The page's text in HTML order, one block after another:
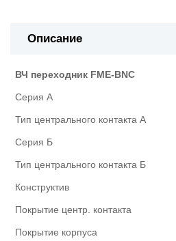
Описание
ВЧ переходник FME-BNC
Серия А
Тип центрального контакта А
Серия Б
Тип центрального контакта Б
Конструктив
Покрытие центр. контакта
Покрытие корпуса